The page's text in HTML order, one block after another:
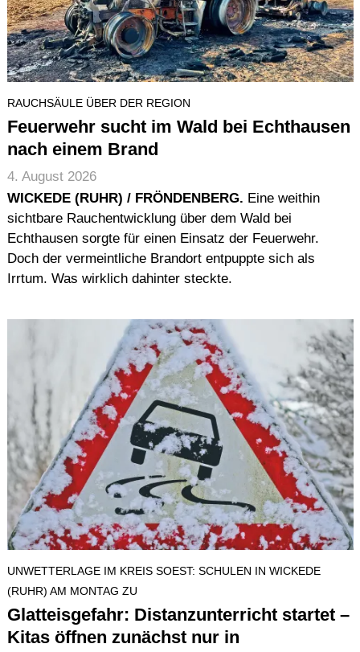
RAUCHSÄULE ÜBER DER REGION
Feuerwehr sucht im Wald bei Echthausen
nach einem Brand
4. August 2026
WICKEDE (RUHR) / FRÖNDENBERG. Eine weithin
sichtbare Rauchentwicklung über dem Wald bei
Echthausen sorgte für einen Einsatz der Feuerwehr.
Doch der vermeintliche Brandort entpuppte sich als
Irrtum. Was wirklich dahinter steckte.
UNWETTERLAGE IM KREIS SOEST: SCHULEN IN WICKEDE
(RUHR) AM MONTAG ZU
Glatteisgefahr: Distanzunterricht startet –
Kitas öffnen zunächst nur in